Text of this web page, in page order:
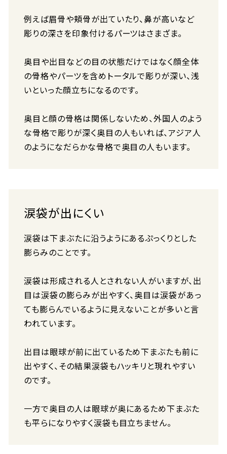
例えば眉骨や頬骨が出ていたり、鼻が高いなど
彫りの深さを印象付けるパーツはさまざま。
奥目や出目などの目の状態だけではなく顔全体
の骨格やパーツを含めトータルで彫りが深い、浅
いといった顔立ちになるのです。
奥目と顔の骨格は関係しないため、外国人のよう
な骨格で彫りが深く奥目の人もいれば、アジア人
のようになだらかな骨格で奥目の人もいます。
涙袋が出にくい
涙袋は下まぶたに沿うようにあるぷっくりとした
膨らみのことです。
涙袋は形成される人とされない人がいますが、出
目は涙袋の膨らみが出やすく、奥目は涙袋があっ
ても膨らんでいるように見えないことが多いと言
われています。
出目は眼球が前に出ているため下まぶたも前に
出やすく、その結果涙袋もハッキリと現れやすい
のです。
一方で奥目の人は眼球が奥にあるため下まぶた
も平らになりやすく涙袋も目立ちません。